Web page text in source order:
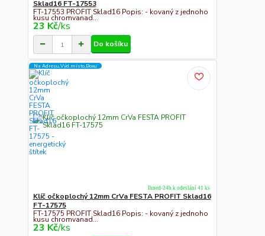
Sklad16 FT-17553
FT-17553 PROFIT Sklad16 Popis: - kovaný z jednoho
kusu chromvanad...
23 Kč/ks
Do košíku
Na Adresu,Výd.místo,Boxu
Klíč očkoplochý 12mm CrVa FESTA PROFIT Sklad16
FT-17575
FT-17575 PROFIT Sklad16 Popis: - kovaný z jednoho
kusu chromvanad...
23 Kč/ks
Ihned-24h k odeslání 41 ks